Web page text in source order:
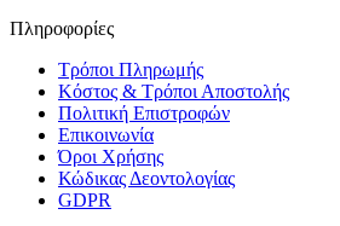
Πληροφορίες
Τρόποι Πληρωμής
Κόστος & Τρόποι Αποστολής
Πολιτική Επιστροφών
Επικοινωνία
Όροι Χρήσης
Κώδικας Δεοντολογίας
GDPR